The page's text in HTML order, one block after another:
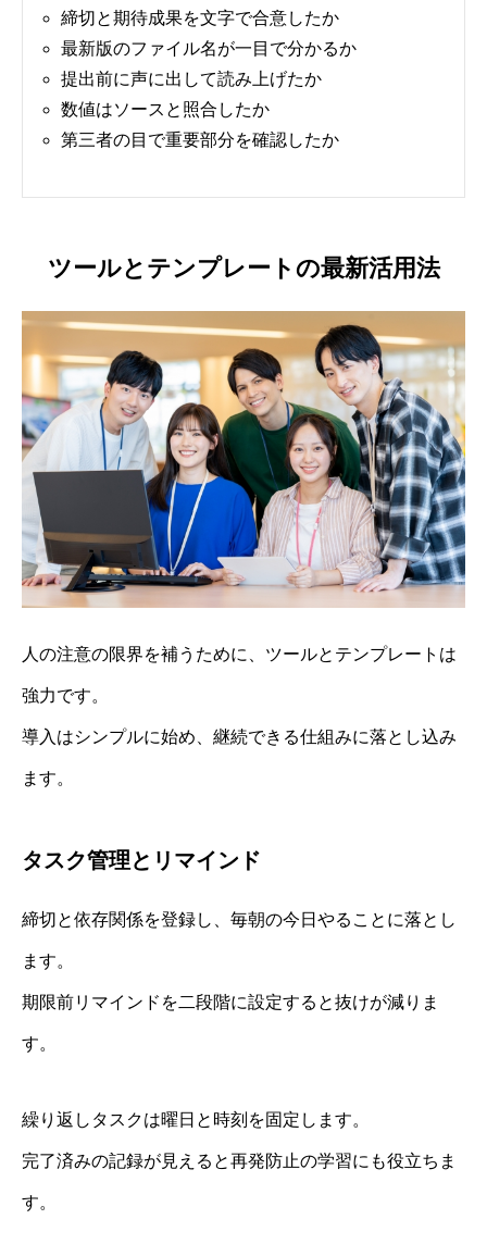
締切と期待成果を文字で合意したか
最新版のファイル名が一目で分かるか
提出前に声に出して読み上げたか
数値はソースと照合したか
第三者の目で重要部分を確認したか
ツールとテンプレートの最新活用法
人の注意の限界を補うために、ツールとテンプレートは
強力です。
導入はシンプルに始め、継続できる仕組みに落とし込み
ます。
タスク管理とリマインド
締切と依存関係を登録し、毎朝の今日やることに落とし
ます。
期限前リマインドを二段階に設定すると抜けが減りま
す。
繰り返しタスクは曜日と時刻を固定します。
完了済みの記録が見えると再発防止の学習にも役立ちま
す。